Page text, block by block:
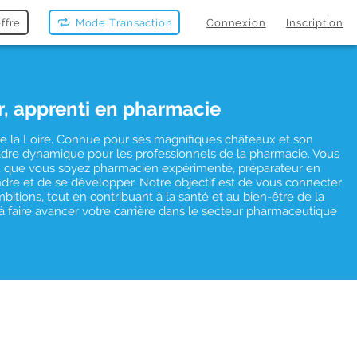
Mode Transaction Connexion Inscription
apprenti en pharmacie
Loire. Connue pour ses magnifiques châteaux et son
dynamique pour les professionnels de la pharmacie. Vous
vous soyez pharmacien expérimenté, préparateur en
et de se développer. Notre objectif est de vous connecter
tout en contribuant à la santé et au bien-être de la
avancer votre carrière dans le secteur pharmaceutique